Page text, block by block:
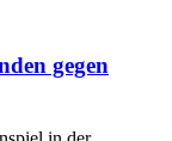
gegen